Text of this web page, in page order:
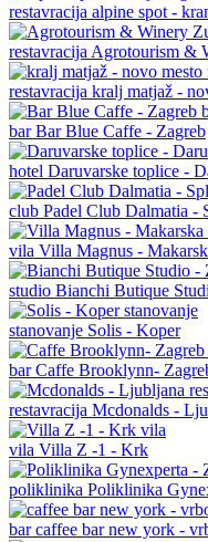
restavracija alpine spot -
restavracija Agrotourism &
restavracija kralj matjaž -
barBar Blue Caffe - Zagreb
hotel Daruvarske toplice -
club Padel Club Dalmatia -
vila Villa Magnus -
studio Bianchi Butique
stanovanje Solis - Koper
barCaffe Brooklynn-
restavracija Mcdonalds -
vila Villa Z -1 - Krk
poliklinika Poliklinika
barcaffee bar new york -